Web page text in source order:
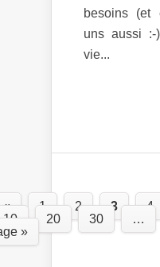
besoins (et
uns aussi
vie...
« 1 2 3 4
10
20 30 …
»